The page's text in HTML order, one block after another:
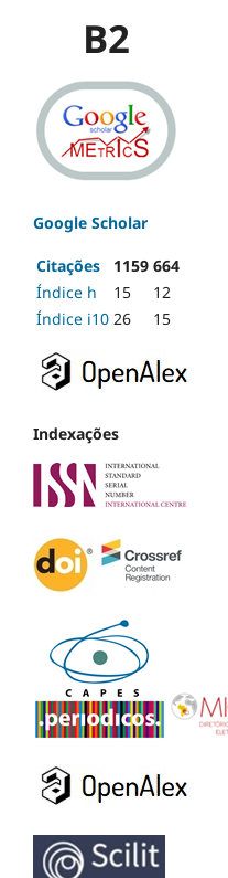
B2
Google Scholar
Citações 1159 664
Índice h
15
12
Índice i10 26 15
Indexações